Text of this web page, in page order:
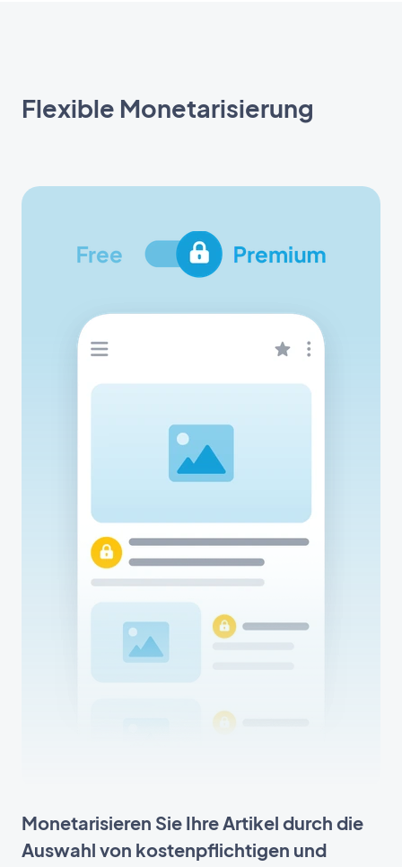
Flexible Monetarisierung
Monetarisieren Sie Ihre Artikel durch die
Auswahl von kostenpflichtigen und